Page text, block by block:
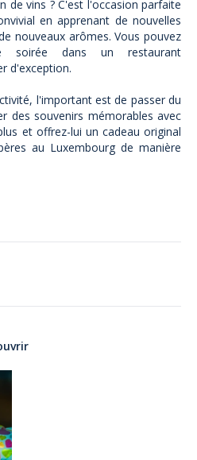
de vins ? C'est l'occasion parfaite
en apprenant de nouvelles
nouveaux arômes. Vous pouvez
soirée dans un restaurant
d'exception.
l'important est de passer du
des souvenirs mémorables avec
et offrez-lui un cadeau original
au Luxembourg de manière